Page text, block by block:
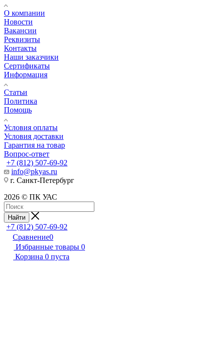
О компании
Новости
Вакансии
Реквизиты
Контакты
Наши заказчики
Сертификаты
Информация
Статьи
Политика
Помощь
Условия оплаты
Условия доставки
Гарантия на товар
Вопрос-ответ
+7 (812) 507-69-92
info@pkyas.ru
г. Санкт-Петербург
2026 © ПК УАС
Найти
+7 (812) 507-69-92
Сравнение0
Избранные товары 0
Корзина 0 пуста